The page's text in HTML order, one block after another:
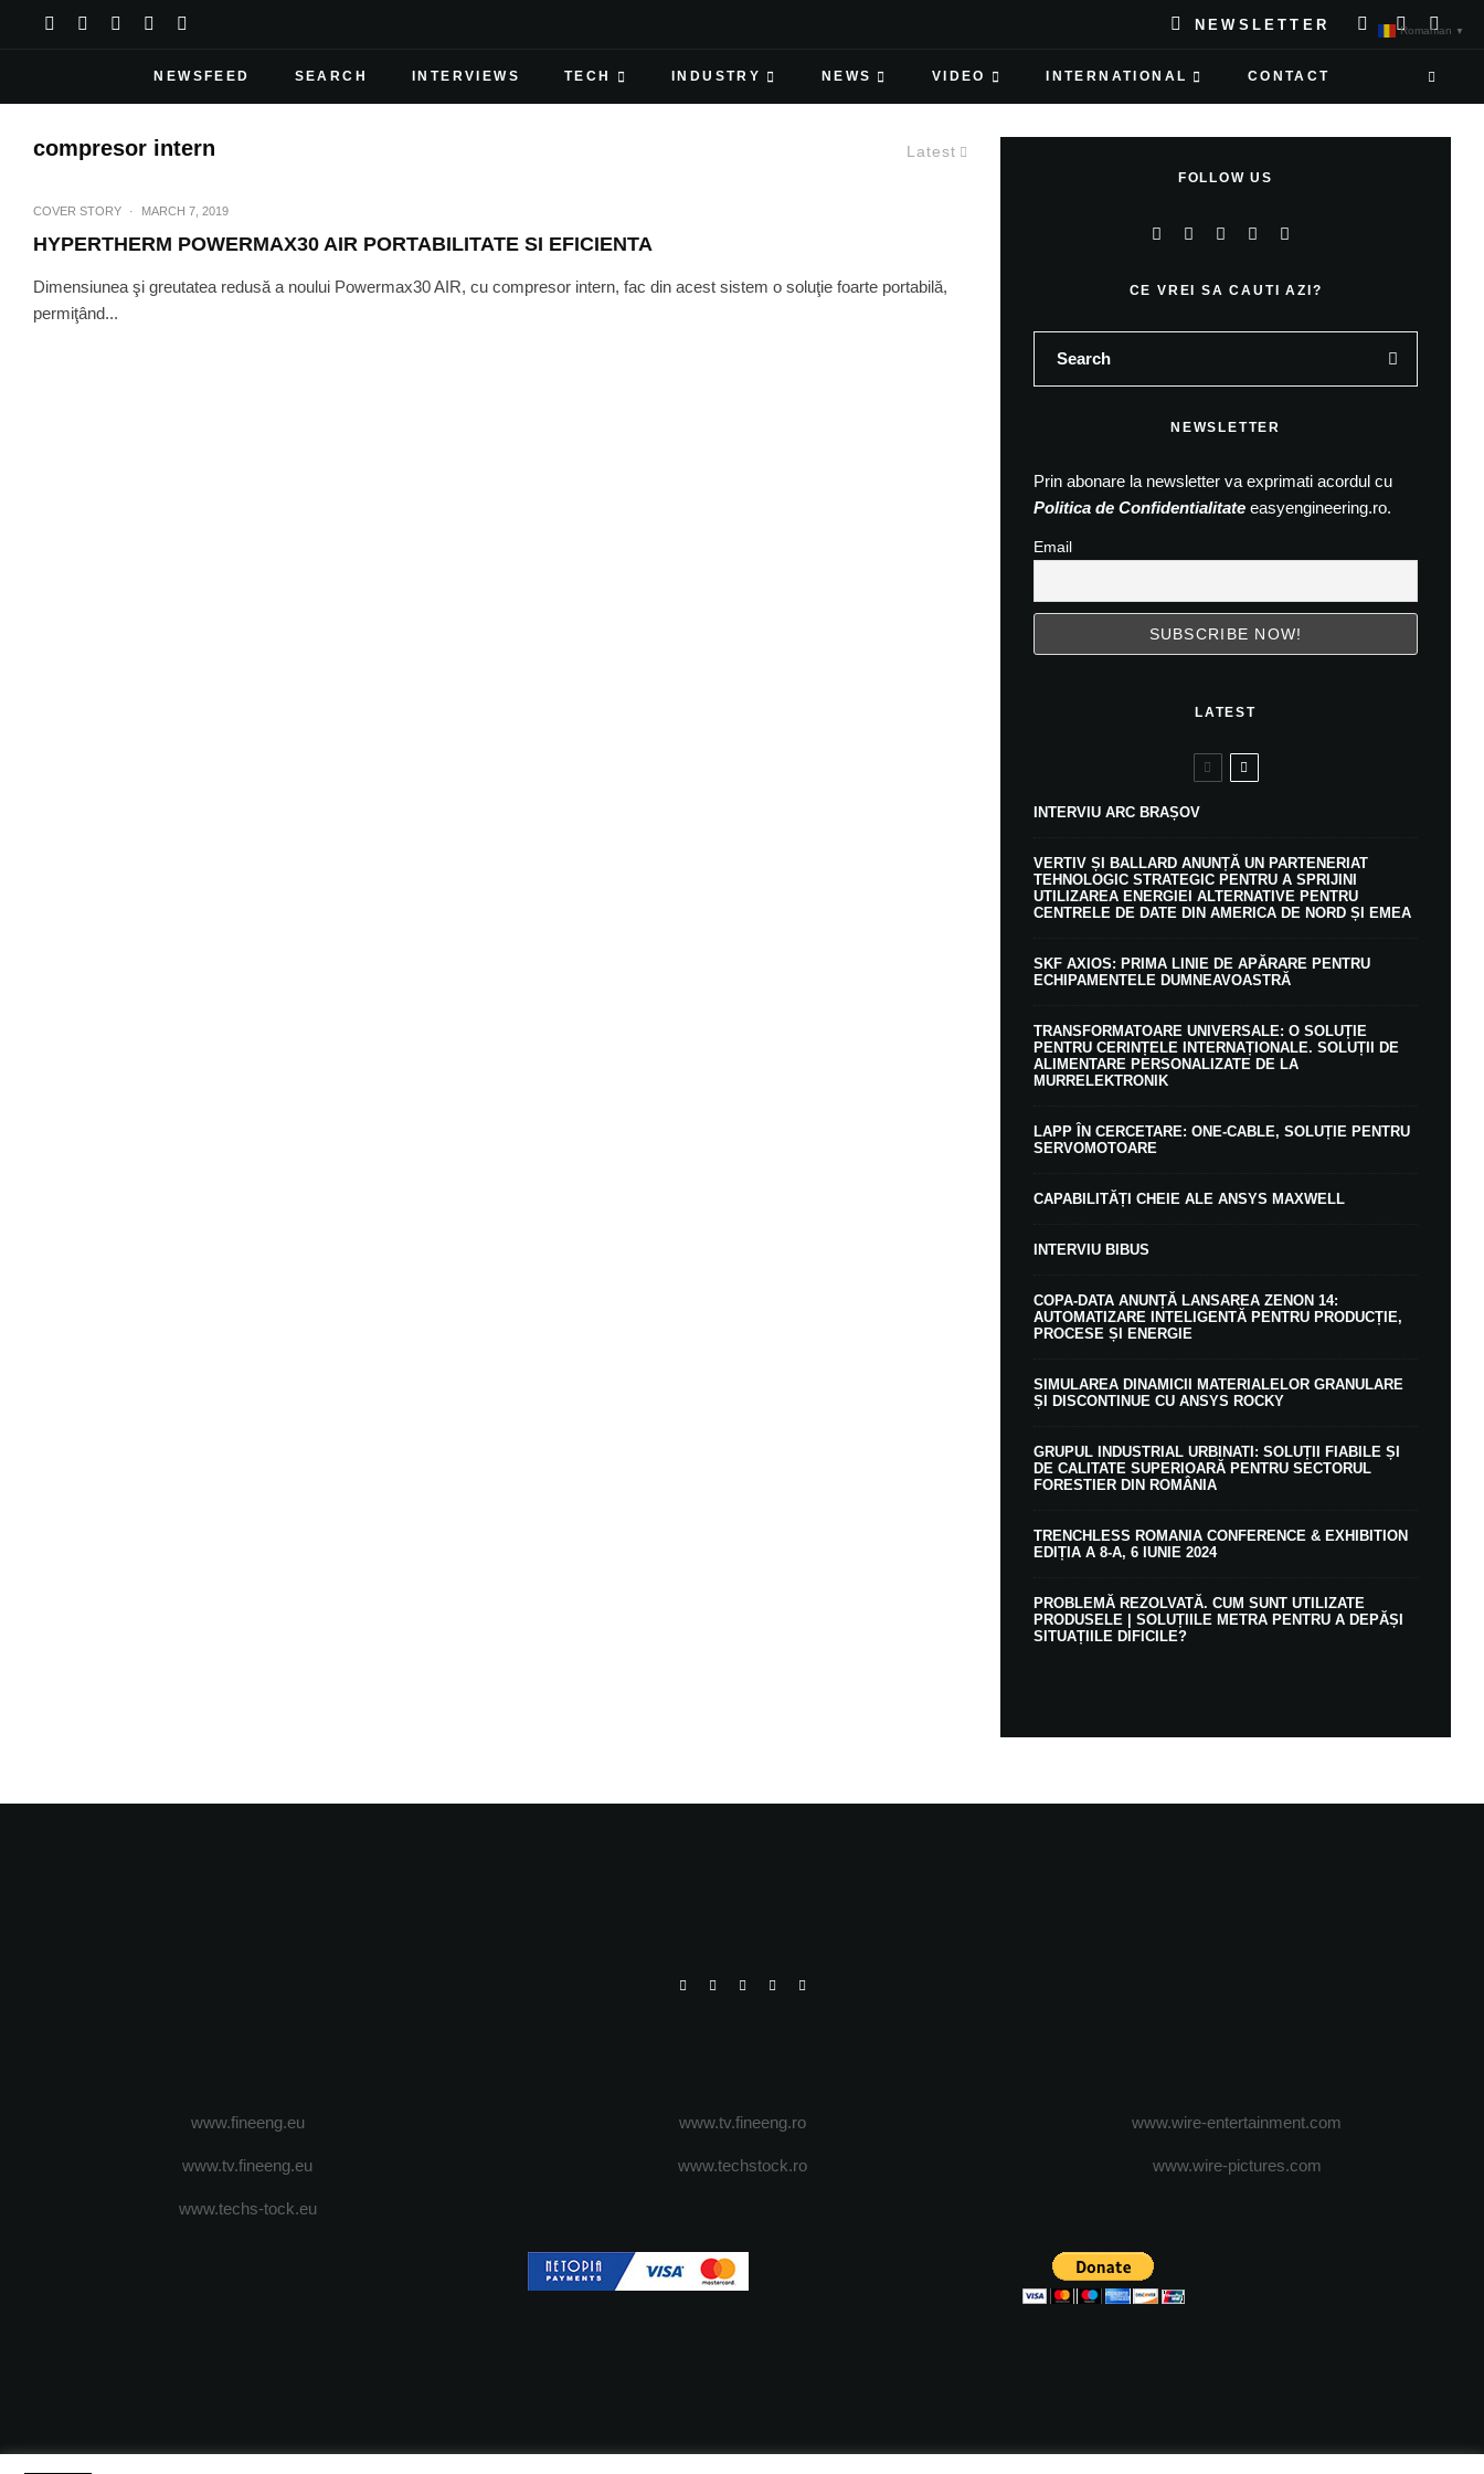
NEWSLETTER
NEWSFEED SEARCH INTERVIEWS TECH INDUSTRY NEWS VIDEO INTERNATIONAL CONTACT
Latest
compresor intern
COVER STORY · MARCH 7, 2019
HYPERTHERM POWERMAX30 AIR PORTABILITATE SI EFICIENTA
Dimensiunea şi greutatea redusă a noului Powermax30 AIR, cu compresor intern, fac din acest sistem o soluţie foarte portabilă,
permiţând...
FOLLOW US
CE VREI SA CAUTI AZI?
NEWSLETTER
Prin abonare la newsletter va exprimati acordul cu
Politica de Confidentialitate easyengineering.ro.
Email
LATEST
INTERVIU ARC BRAȘOV
VERTIV ȘI BALLARD ANUNȚĂ UN PARTENERIAT
TEHNOLOGIC STRATEGIC PENTRU A SPRIJINI
UTILIZAREA ENERGIEI ALTERNATIVE PENTRU
CENTRELE DE DATE DIN AMERICA DE NORD ȘI EMEA
SKF AXIOS: PRIMA LINIE DE APĂRARE PENTRU
ECHIPAMENTELE DUMNEAVOASTRĂ
TRANSFORMATOARE UNIVERSALE: O SOLUȚIE
PENTRU CERINȚELE INTERNAȚIONALE. SOLUȚII DE
ALIMENTARE PERSONALIZATE DE LA
MURRELEKTRONIK
LAPP ÎN CERCETARE: ONE-CABLE, SOLUȚIE PENTRU
SERVOMOTOARE
CAPABILITĂȚI CHEIE ALE ANSYS MAXWELL
INTERVIU BIBUS
COPA-DATA ANUNȚĂ LANSAREA ZENON 14:
AUTOMATIZARE INTELIGENTĂ PENTRU PRODUCȚIE,
PROCESE ȘI ENERGIE
SIMULAREA DINAMICII MATERIALELOR GRANULARE
ȘI DISCONTINUE CU ANSYS ROCKY
GRUPUL INDUSTRIAL URBINATI: SOLUȚII FIABILE ȘI
DE CALITATE SUPERIOARĂ PENTRU SECTORUL
FORESTIER DIN ROMÂNIA
TRENCHLESS ROMANIA CONFERENCE & EXHIBITION
EDIȚIA A 8-A, 6 IUNIE 2024
PROBLEMĂ REZOLVATĂ. CUM SUNT UTILIZATE
PRODUSELE | SOLUȚIILE METRA PENTRU A DEPĂȘI
SITUAȚIILE DIFICILE?
www.fineeng.eu
www.tv.fineeng.eu
www.techs-tock.eu
www.tv.fineeng.ro
www.techstock.ro
www.wire-entertainment.com
www.wire-pictures.com
Romanian ▼